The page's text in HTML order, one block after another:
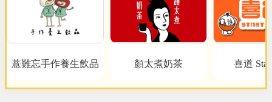
薏難忘手作養生飲品 顏太煮奶茶 喜道